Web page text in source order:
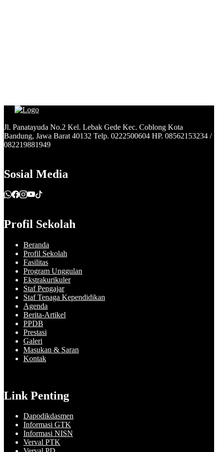
Jl. Panatayuda No.2 Kel. Lebak Gede Kec. Coblong Kota
Bandung, Jawa Barat 40132 Telp. 0222500604 HP. 08562153234 /
082219881949
Sosial Media
Profil Sekolah
Beranda
Profil Sekolah
Fasilitas
Program Unggulan
Ekstrakurikuler
Staf Pengajar
Staf Tenaga Kependidikan
Agenda
Berita-Artikel
PPDB
Prestasi
Galeri
Masukan & Saran
Kontak
Link Penting
Dapodikdasmen
Informasi GTK
Informasi NISN
Verval PTK